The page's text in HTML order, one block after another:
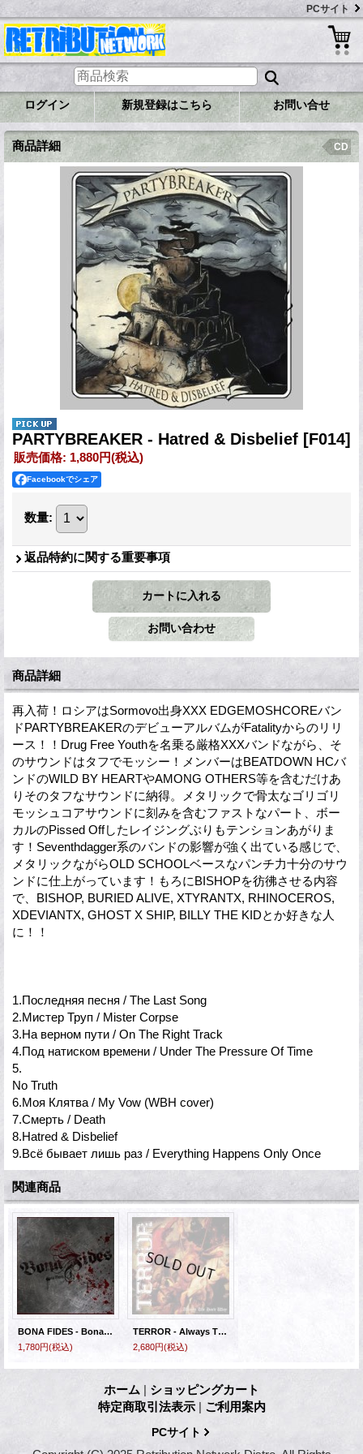
PCサイト
ログイン 新規登録はこちら お問い合せ
商品詳細 CD
PARTYBREAKER - Hatred & Disbelief [F014]
販売価格: 1,880円(税込)
Facebookでシェア
数量:
返品特約に関する重要事項
商品詳細
再入荷！ロシアはSormovo出身XXX EDGEMOSHCOREバン
ドPARTYBREAKERのデビューアルバムがFatalityからのリリ
ース！！Drug Free Youthを名乗る厳格XXXバンドながら、そ
のサウンドはタフでモッシー！メンバーはBEATDOWN HCバ
ンドのWILD BY HEARTやAMONG OTHERS等を含むだけあ
りそのタフなサウンドに納得。メタリックで骨太なゴリゴリ
モッシュコアサウンドに刻みを含むファストなパート、ボー
カルのPissed Offしたレイジングぶりもテンションあがりま
す！Seventhdagger系のバンドの影響が強く出ている感じで、
メタリックながらOLD SCHOOLベースなパンチ力十分のサウ
ンドに仕上がっています！もろにBISHOPを彷彿させる内容
で、BISHOP, BURIED ALIVE, XTYRANTX, RHINOCEROS,
XDEVIANTX, GHOST X SHIP, BILLY THE KIDとか好きな人
に！！
1.Последняя песня / The Last Song
2.Мистер Труп / Mister Corpse
3.На верном пути / On The Right Track
4.Под натиском времени / Under The Pressure Of Time
5.
No Truth
6.Моя Клятва / My Vow (WBH cover)
7.Смерть / Death
8.Hatred & Disbelief
9.Всё бывает лишь раз / Everything Happens Only Once
関連商品
BONA FIDES - Bona Mens [CD]
1,780円(税込)
TERROR - Always The Hard Way [CD+DVD]
2,680円(税込)
ホーム | ショッピングカート
特定商取引法表示 | ご利用案内
PCサイト